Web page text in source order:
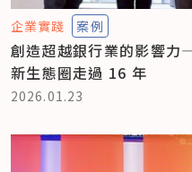
企業實踐 案例
創造超越銀行業的影響
新生態圈走過 16 年
2026.01.23